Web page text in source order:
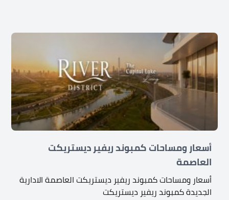
أسعار ومساحات كمبوند ريفير ديستريكت
العاصمة
أسعار ومساحات كمبوند ريفير ديستريكت العاصمة الادارية
الجديدة كمبوند ريفير ديستريكت